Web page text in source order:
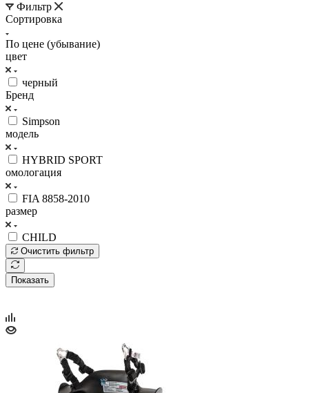
Фильтр
Сортировка
По цене (убывание)
цвет
черный
Бренд
Simpson
модель
HYBRID SPORT
омологация
FIA 8858-2010
размер
CHILD
Очистить фильтр
Показать